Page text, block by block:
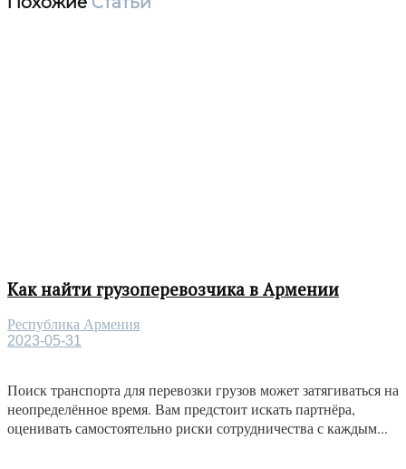
Как найти грузоперевозчика в Армении
Республика Армения
2023-05-31
Поиск транспорта для перевозки грузов может затягиваться на
неопределённое время. Вам предстоит искать партнёра,
оценивать самостоятельно риски сотрудничества с каждым...